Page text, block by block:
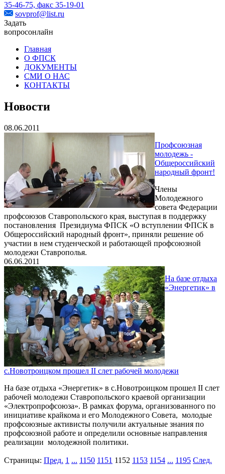
35-46-75, факс 35-19-01
sovprof@list.ru
Задать
вопросонлайн
Главная
О ФПСК
ДОКУМЕНТЫ
СМИ О НАС
КОНТАКТЫ
Новости
08.06.2011
Профсоюзная
молодежь -
Общероссийский
народный фронт!
Члены
Молодежного
совета Федерации
профсоюзов Ставропольского края, выступая в поддержку
постановления Президиума ФПСК «О вступлении ФПСК в
Общероссийский народный фронт», приняли решение об
участии в нем студенческой и работающей профсоюзной
молодежи Ставрополья.
06.06.2011
На базе отдыха
«Энергетик» в
с.Новотроицком прошел II слет рабочей молодежи
На базе отдыха «Энергетик» в с.Новотроицком прошел II слет
рабочей молодежи Ставропольского краевой организации
«Электропрофсоюза». В рамках форума, организованного по
инициативе крайкома и его Молодежного Совета, молодые
профсоюзные активисты получили актуальные знания по
профсоюзной работе и определили основные направления
реализации молодежной политики.
Страницы: Пред. 1 ... 1150 1151 1152 1153 1154 ... 1195 След.